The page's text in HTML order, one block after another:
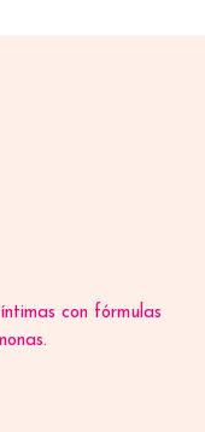
con fórmulas